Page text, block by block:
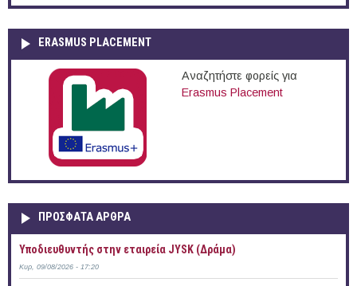
ERASMUS PLACEMENT
Αναζητήστε φορείς για
Erasmus Placement
ΠΡOΣΦΑΤΑ AΡΘΡΑ
Υποδιευθυντής στην εταιρεία JYSK (Δράμα)
Κυρ, 09/08/2026 - 17:20